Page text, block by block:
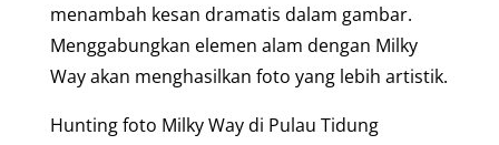
menambah kesan dramatis dalam gambar.
Menggabungkan elemen alam dengan Milky
Way akan menghasilkan foto yang lebih artistik.
Hunting foto Milky Way di Pulau Tidung